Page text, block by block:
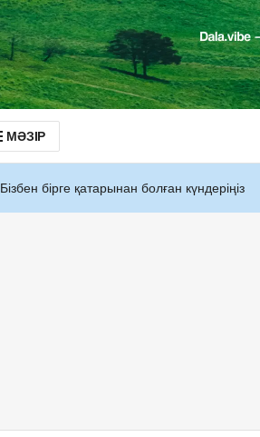
МӘЗІР
Бізбен бірге қатарынан болған күндеріңіз